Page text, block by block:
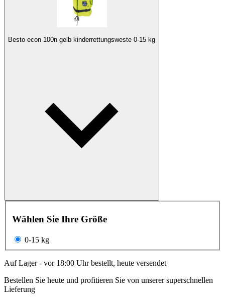
Besto econ 100n gelb kinderrettungsweste 0-15 kg
Wählen Sie Ihre Größe
0-15 kg
Auf Lager - vor 18:00 Uhr bestellt, heute versendet
Bestellen Sie heute und profitieren Sie von unserer superschnellen
Lieferung